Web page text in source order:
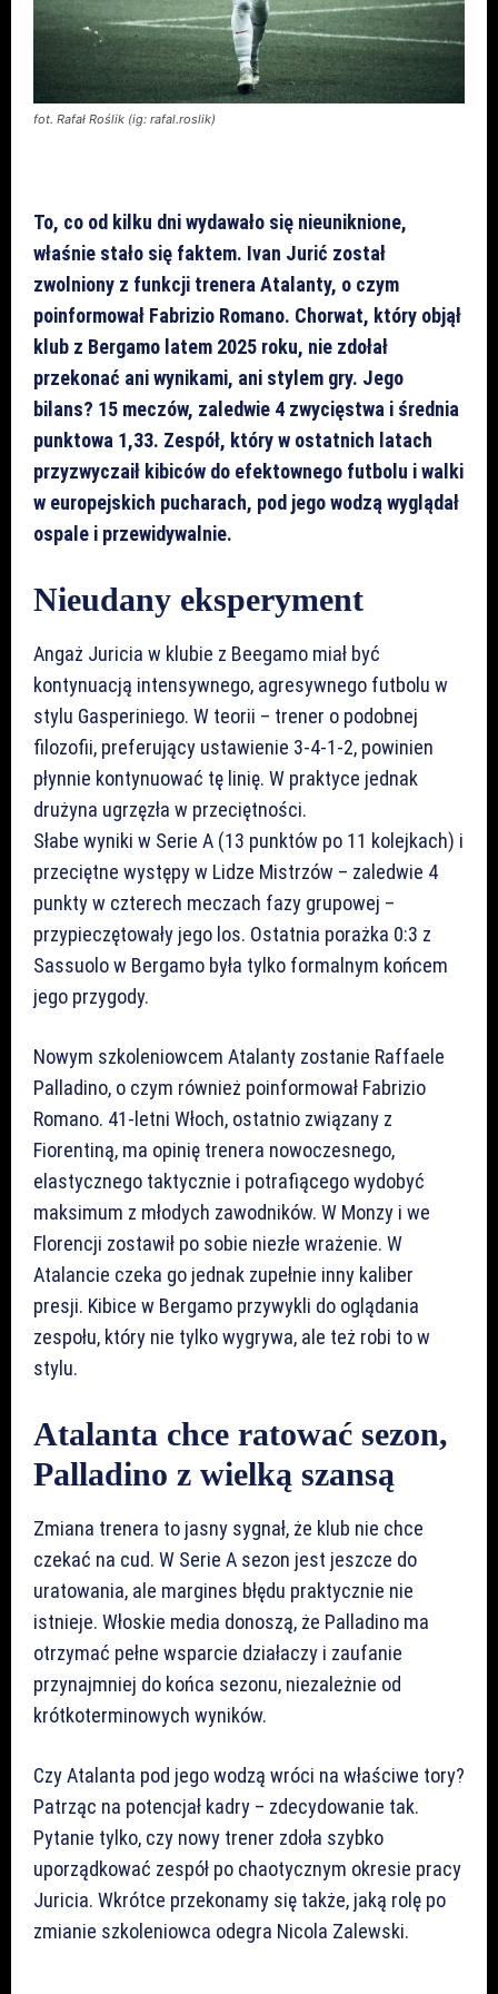
fot. Rafał Roślik (ig: rafal.roslik)
To, co od kilku dni wydawało się nieuniknione,
właśnie stało się faktem. Ivan Jurić został
zwolniony z funkcji trenera Atalanty, o czym
poinformował Fabrizio Romano. Chorwat, który objął
klub z Bergamo latem 2025 roku, nie zdołał
przekonać ani wynikami, ani stylem gry. Jego
bilans? 15 meczów, zaledwie 4 zwycięstwa i średnia
punktowa 1,33. Zespół, który w ostatnich latach
przyzwyczaił kibiców do efektownego futbolu i walki
w europejskich pucharach, pod jego wodzą wyglądał
ospale i przewidywalnie.
Nieudany eksperyment
Angaż Juricia w klubie z Beegamo miał być
kontynuacją intensywnego, agresywnego futbolu w
stylu Gasperiniego. W teorii – trener o podobnej
filozofii, preferujący ustawienie 3-4-1-2, powinien
płynnie kontynuować tę linię. W praktyce jednak
drużyna ugrzęzła w przeciętności.
Słabe wyniki w Serie A (13 punktów po 11 kolejkach) i
przeciętne występy w Lidze Mistrzów – zaledwie 4
punkty w czterech meczach fazy grupowej –
przypieczętowały jego los. Ostatnia porażka 0:3 z
Sassuolo w Bergamo była tylko formalnym końcem
jego przygody.
Nowym szkoleniowcem Atalanty zostanie Raffaele
Palladino, o czym również poinformował Fabrizio
Romano. 41-letni Włoch, ostatnio związany z
Fiorentiną, ma opinię trenera nowoczesnego,
elastycznego taktycznie i potrafiącego wydobyć
maksimum z młodych zawodników. W Monzy i we
Florencji zostawił po sobie niezłe wrażenie. W
Atalancie czeka go jednak zupełnie inny kaliber
presji. Kibice w Bergamo przywykli do oglądania
zespołu, który nie tylko wygrywa, ale też robi to w
stylu.
Atalanta chce ratować sezon,
Palladino z wielką szansą
Zmiana trenera to jasny sygnał, że klub nie chce
czekać na cud. W Serie A sezon jest jeszcze do
uratowania, ale margines błędu praktycznie nie
istnieje. Włoskie media donoszą, że Palladino ma
otrzymać pełne wsparcie działaczy i zaufanie
przynajmniej do końca sezonu, niezależnie od
krótkoterminowych wyników.
Czy Atalanta pod jego wodzą wróci na właściwe tory?
Patrząc na potencjał kadry – zdecydowanie tak.
Pytanie tylko, czy nowy trener zdoła szybko
uporządkować zespół po chaotycznym okresie pracy
Juricia. Wkrótce przekonamy się także, jaką rolę po
zmianie szkoleniowca odegra Nicola Zalewski.